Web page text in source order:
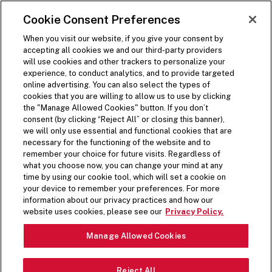
DOORGAAN NAAR HOOFDCONTENT
Websitenavigatie openen
Visit the Five Guys homepage
Cookie Consent Preferences
When you visit our website, if you give your consent by
accepting all cookies we and our third-party providers
will use cookies and other trackers to personalize your
experience, to conduct analytics, and to provide targeted
online advertising. You can also select the types of
cookies that you are willing to allow us to use by clicking
the "Manage Allowed Cookies" button. If you don’t
consent (by clicking “Reject All” or closing this banner),
we will only use essential and functional cookies that are
necessary for the functioning of the website and to
remember your choice for future visits. Regardless of
what you choose now, you can change your mind at any
time by using our cookie tool, which will set a cookie on
your device to remember your preferences. For more
information about our privacy practices and how our
website uses cookies, please see our Privacy Policy.
Manage Allowed Cookies